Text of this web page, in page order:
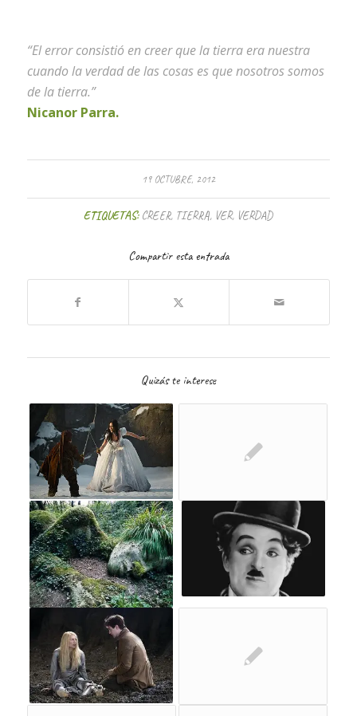
“El error consistió en creer que la tierra era nuestra
cuando la verdad de las cosas es que nosotros somos
de la tierra.”
Nicanor Parra.
19 OCTUBRE, 2012
ETIQUETAS: CREER, TIERRA, VER, VERDAD
Compartir esta entrada
Quizás te interese